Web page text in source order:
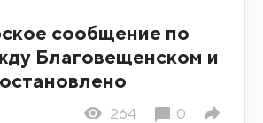
сообщение по
Благовещенском и
264 0